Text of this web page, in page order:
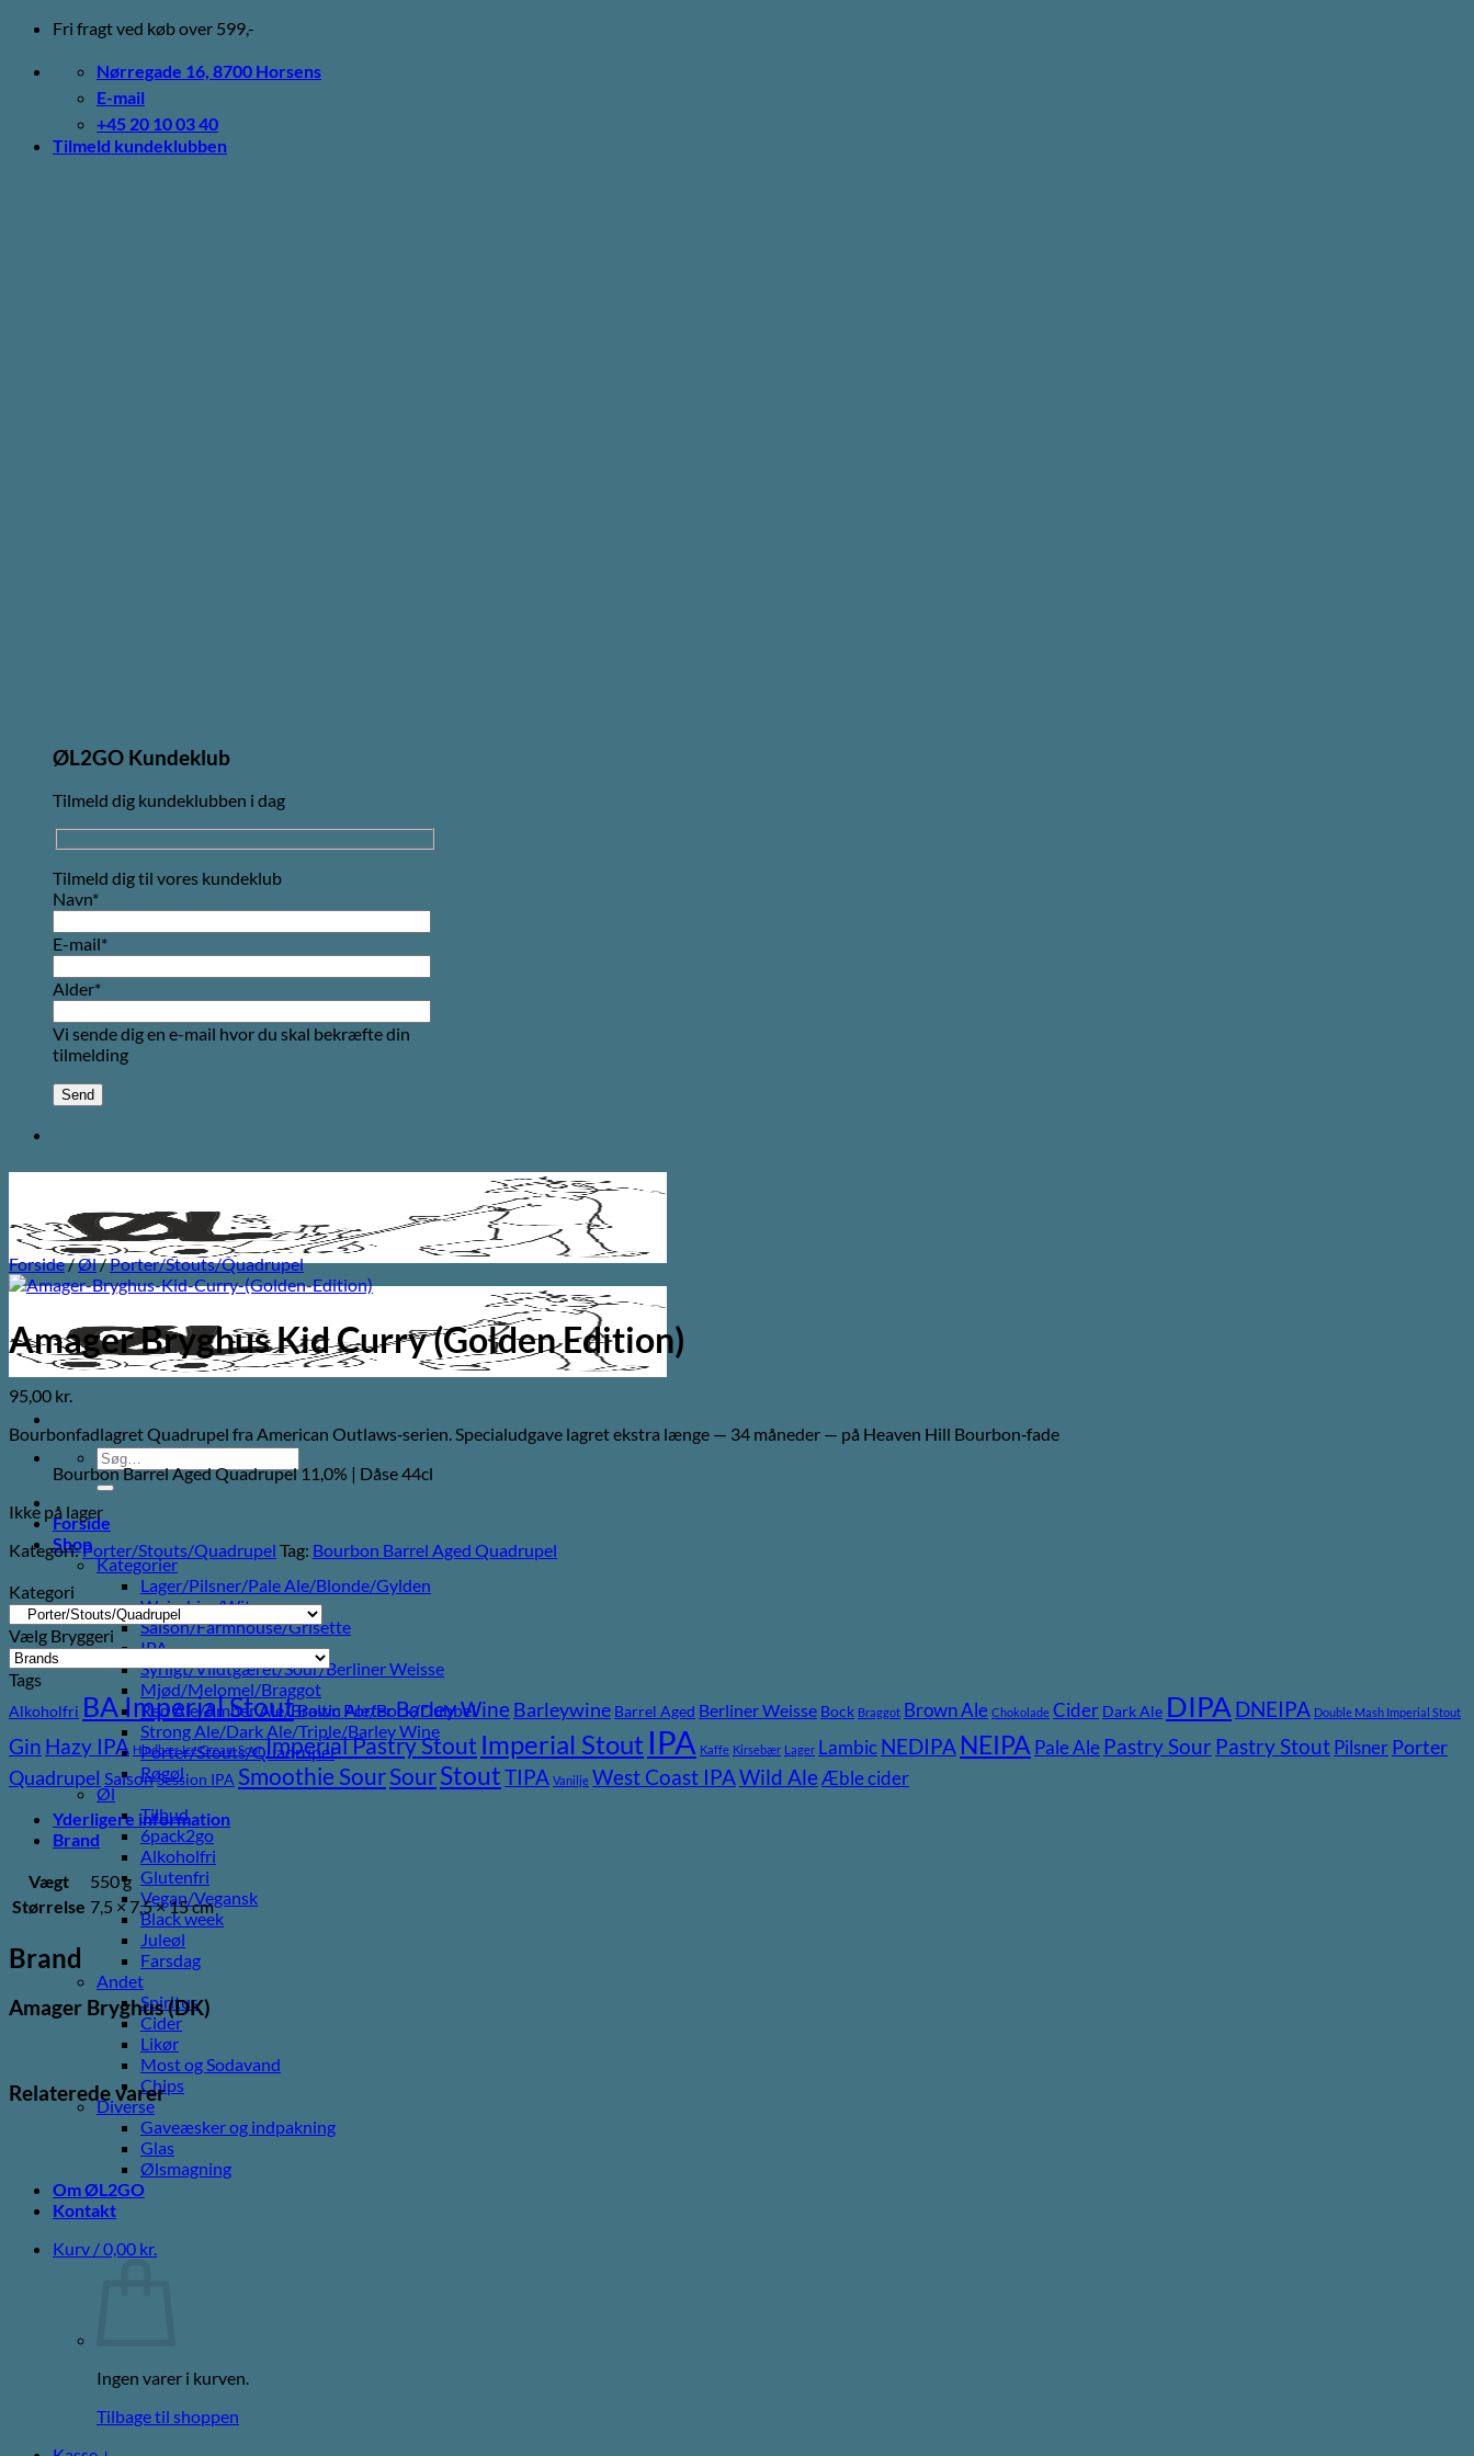
Fortsæt
indhold
Fri fragt ved køb over 599,-
Nørregade 16, 8700 Horsens
E-mail
+45 20 10 03 40
Tilmeld kundeklubben
ØL2GO Kundeklub
Tilmeld dig kundeklubben i dag
Tilmeld dig til vores kundeklub
Navn*
E-mail*
Alder*
Vi sende dig en e-mail hvor du skal bekræfte din
tilmelding
Søg
efter:
Forside
Shop
Kategorier
Lager/Pilsner/Pale Ale/Blonde/Gylden
Weissbier/Wit
Saison/Farmhouse/Grisette
IPA
Syrligt/Vildtgæret/Sour/Berliner Weisse
Mjød/Melomel/Braggot
Red Ale/Amber Ale/Brown Ale/Bock/Dubbel
Strong Ale/Dark Ale/Triple/Barley Wine
Porter/Stouts/Quadrupel
Røgøl
Øl
Tilbud
6pack2go
Alkoholfri
Glutenfri
Vegan/Vegansk
Black week
Juleøl
Farsdag
Andet
Spiritus
Cider
Likør
Most og Sodavand
Chips
Diverse
Gaveæsker og indpakning
Glas
Ølsmagning
Om ØL2GO
Kontakt
Kurv /0,00 kr.
Ingen varer i kurven.
Tilbage til shoppen
Forside/Øl/Porter/Stouts/Quadrupel
Amager Bryghus Kid Curry (Golden Edition)
95,00 kr.
Bourbonfadlagret Quadrupel fra American Outlaws‑serien. Specialudgave lagret ekstra længe — 34 måneder — på Heaven Hill Bourbon‑fade
Bourbon Barrel Aged Quadrupel 11,0% | Dåse 44cl
Ikke på lager
Kategori:Porter/Stouts/Quadrupel Tag: Bourbon Barrel Aged Quadrupel
Kategori
Vælg Bryggeri
Tags
Alkoholfri BA Imperial StoutBaltic PorterBarley Wine Barleywine Barrel Aged Berliner Weisse Bock Braggot Brown Ale Chokolade Cider Dark Ale DIPA DNEIPA Double Mash Imperial Stout
Gin Hazy IPA Hindbær Ice Cream Sour Imperial Pastry Stout Imperial Stout IPA Kaffe Kirsebær Lager LambicNEDIPA NEIPA Pale Ale Pastry Sour Pastry StoutPilsnerPorter
Quadrupel SaisonSession IPA Smoothie SourSourStoutTIPA Vanilje West Coast IPAWild AleÆble cider
Yderligere information
Brand
Vægt
550 g
Størrelse 7,5 × 7,5 × 15 cm
Brand
Amager Bryghus (DK)
Relaterede varer